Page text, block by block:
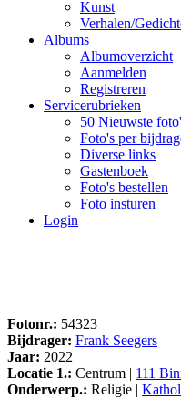
Kunst
Verhalen/
Albums
Albumoverzicht
Aanmelden
Registreren
Servicerubrieken
50 Nieuwste
Foto's per
Diverse links
Gastenboek
Foto's bestellen
Foto insturen
Login
Fotonr.: 54323
Bijdrager: Frank Seegers
Jaar: 2022
Locatie 1.: Centrum | 111
Onderwerp.: Religie |